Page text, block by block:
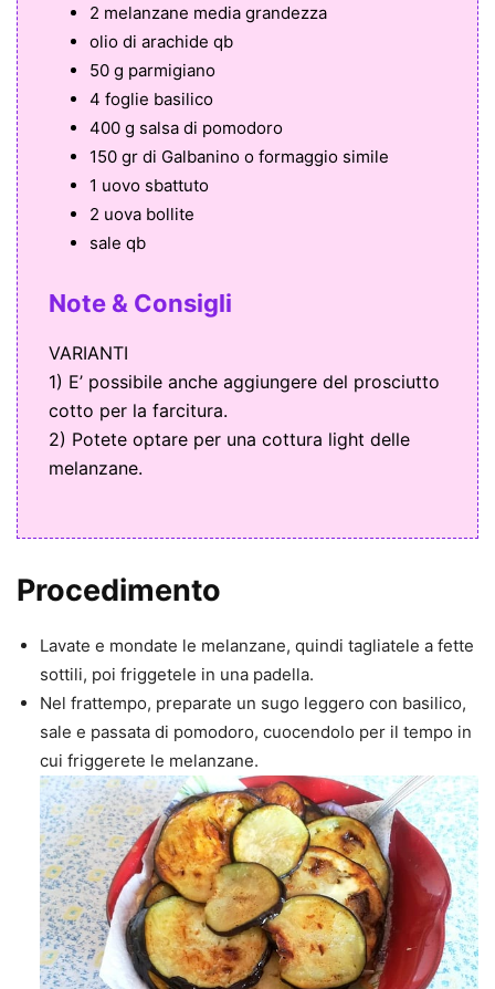
2 melanzane media grandezza
olio di arachide qb
50 g parmigiano
4 foglie basilico
400 g salsa di pomodoro
150 gr di Galbanino o formaggio simile
1 uovo sbattuto
2 uova bollite
sale qb
Note & Consigli
VARIANTI
1) E’ possibile anche aggiungere del prosciutto
cotto per la farcitura.
2) Potete optare per una cottura light delle
melanzane.
Procedimento
Lavate e mondate le melanzane, quindi tagliatele a fette
sottili, poi friggetele in una padella.
Nel frattempo, preparate un sugo leggero con basilico,
sale e passata di pomodoro, cuocendolo per il tempo in
cui friggerete le melanzane.